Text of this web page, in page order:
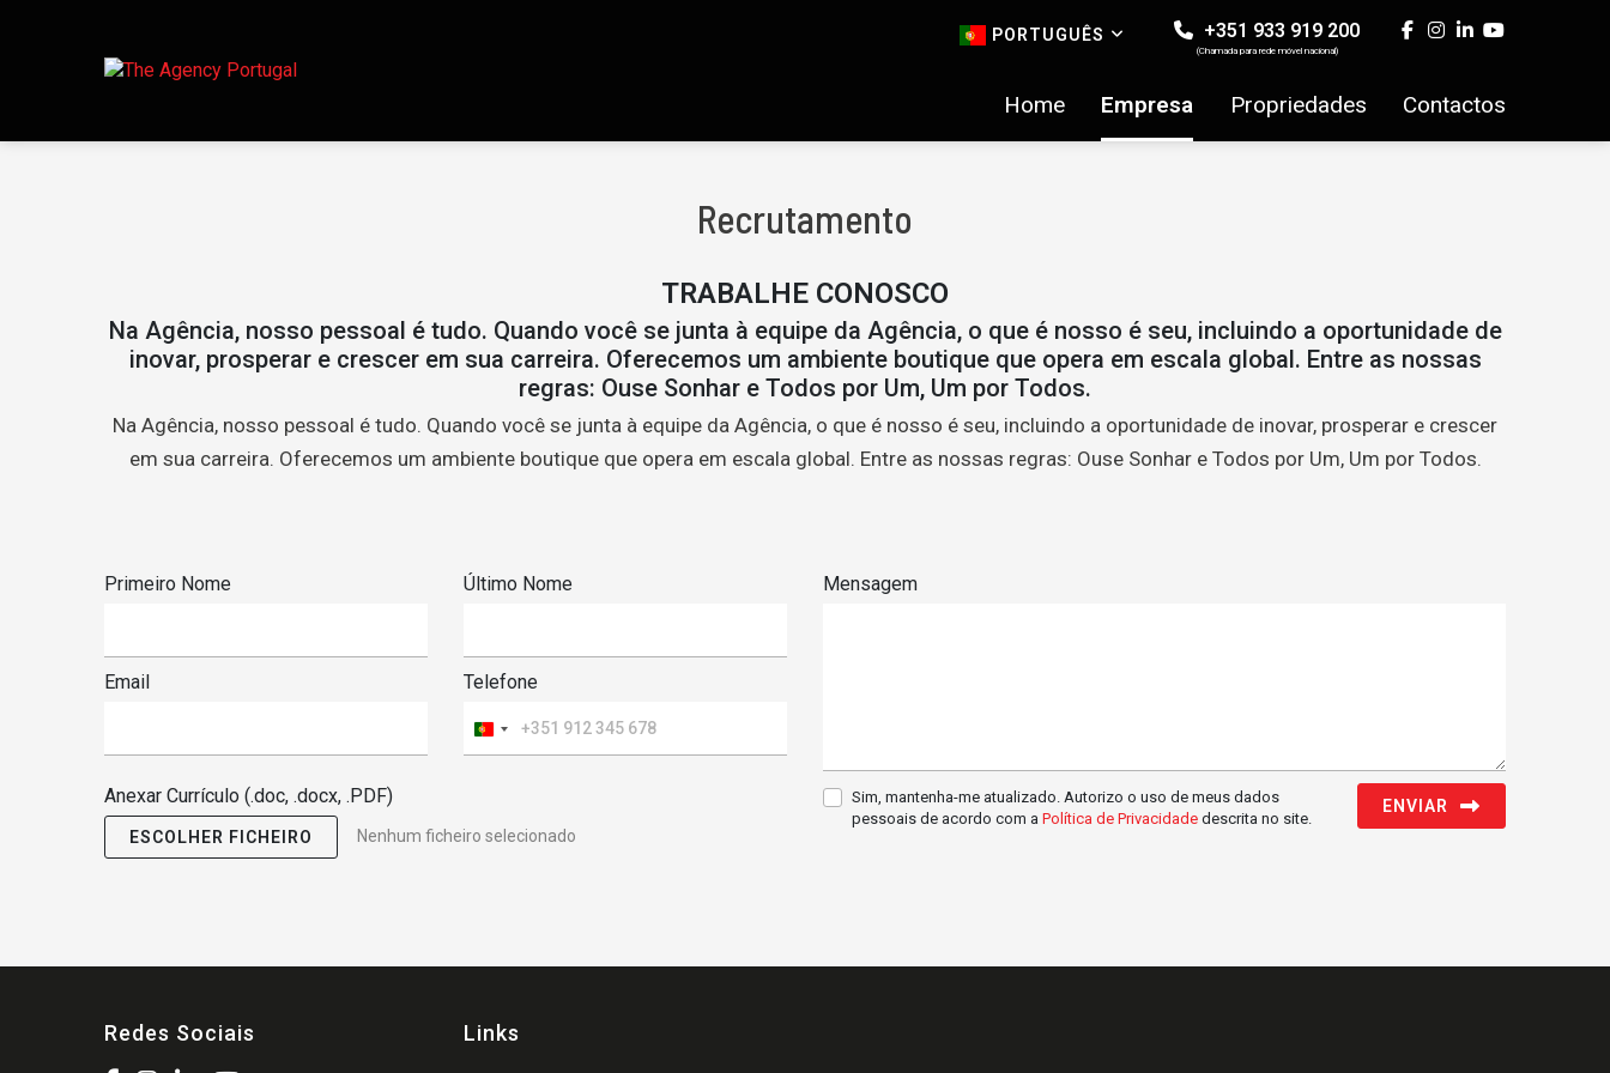
PORTUGUÊS +351 933 919 200
(Chamada para rede móvel nacional)
Home Empresa Propriedades Contactos
Recrutamento
TRABALHE CONOSCO
Na Agência, nosso pessoal é tudo. Quando você se junta à equipe da Agência, o que é nosso é seu, incluindo a oportunidade de
inovar, prosperar e crescer em sua carreira. Oferecemos um ambiente boutique que opera em escala global. Entre as nossas
regras: Ouse Sonhar e Todos por Um, Um por Todos.
Na Agência, nosso pessoal é tudo. Quando você se junta à equipe da Agência, o que é nosso é seu, incluindo a oportunidade de inovar, prosperar e crescer
em sua carreira. Oferecemos um ambiente boutique que opera em escala global. Entre as nossas regras: Ouse Sonhar e Todos por Um, Um por Todos.
Primeiro Nome Último Nome
Email Telefone
Portugal
+351
Mensagem
Anexar Currículo (.doc, .docx, .PDF)
ESCOLHER FICHEIRO Nenhum ficheiro selecionado
Sim, mantenha-me atualizado. Autorizo o uso de meus dados
pessoais de acordo com a Política de Privacidade descrita no site.
ENVIAR
Redes Sociais Links